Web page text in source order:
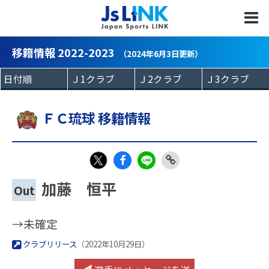
移籍情報 2022-2023 （2024年6月3日更新）
ＦＣ琉球 移籍情報
X
Out 加藤 恒平
→未確定
クラブリリース （2022年10月29日）